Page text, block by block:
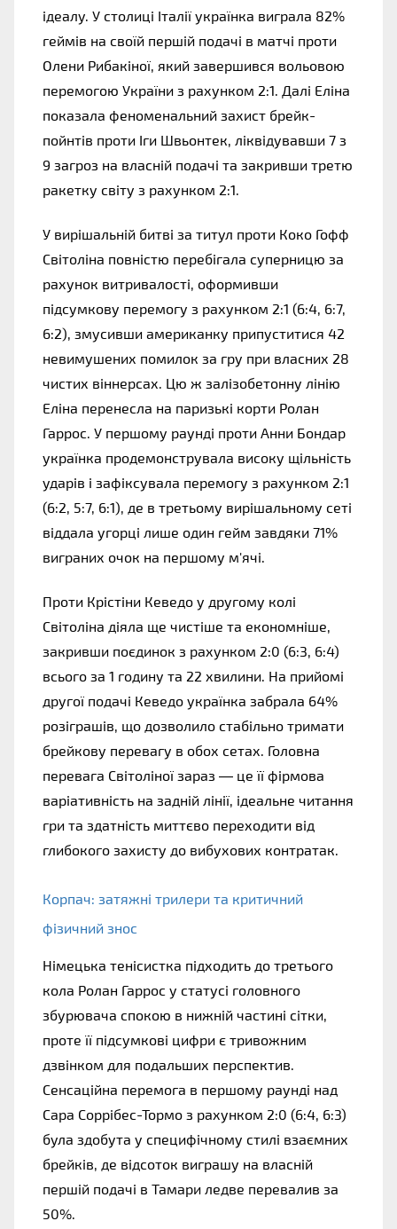
ідеалу. У столиці Італії українка виграла 82%
геймів на своїй першій подачі в матчі проти
Олени Рибакіної, який завершився вольовою
перемогою України з рахунком 2:1. Далі Еліна
показала феноменальний захист брейк-
пойнтів проти Іги Швьонтек, ліквідувавши 7 з
9 загроз на власній подачі та закривши третю
ракетку світу з рахунком 2:1.
У вирішальній битві за титул проти Коко Гофф
Світоліна повністю перебігала суперницю за
рахунок витривалості, оформивши
підсумкову перемогу з рахунком 2:1 (6:4, 6:7,
6:2), змусивши американку припуститися 42
невимушених помилок за гру при власних 28
чистих віннерсах. Цю ж залізобетонну лінію
Еліна перенесла на паризькі корти Ролан
Гаррос. У першому раунді проти Анни Бондар
українка продемонструвала високу щільність
ударів і зафіксувала перемогу з рахунком 2:1
(6:2, 5:7, 6:1), де в третьому вирішальному сеті
віддала угорці лише один гейм завдяки 71%
виграних очок на першому м'ячі.
Проти Крістіни Кеведо у другому колі
Світоліна діяла ще чистіше та економніше,
закривши поєдинок з рахунком 2:0 (6:3, 6:4)
всього за 1 годину та 22 хвилини. На прийомі
другої подачі Кеведо українка забрала 64%
розіграшів, що дозволило стабільно тримати
брейкову перевагу в обох сетах. Головна
перевага Світоліної зараз — це її фірмова
варіативність на задній лінії, ідеальне читання
гри та здатність миттєво переходити від
глибокого захисту до вибухових контратак.
Корпач: затяжні трилери та критичний
фізичний знос
Німецька тенісистка підходить до третього
кола Ролан Гаррос у статусі головного
збурювача спокою в нижній частині сітки,
проте її підсумкові цифри є тривожним
дзвінком для подальших перспектив.
Сенсаційна перемога в першому раунді над
Сара Соррібес-Тормо з рахунком 2:0 (6:4, 6:3)
була здобута у специфічному стилі взаємних
брейків, де відсоток виграшу на власній
першій подачі в Тамари ледве перевалив за
50%.